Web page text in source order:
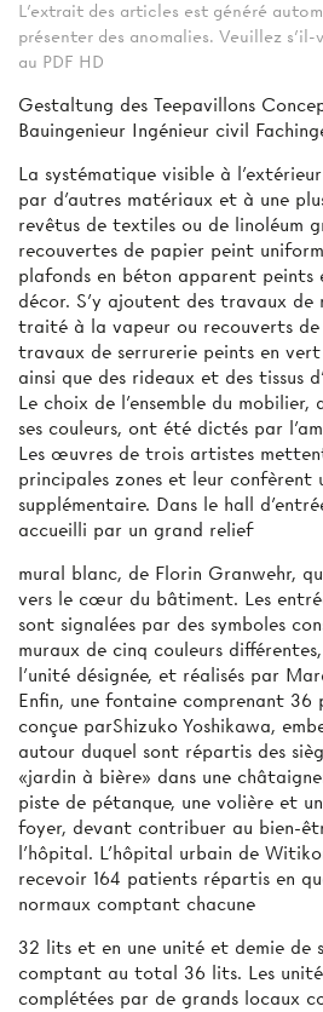
L'extrait des articles est généré
présenter des anomalies. Veuillez
au PDF HD
Gestaltung des Teepavillons
Bauingenieur Ingénieur civil
La systématique visible à
par d'autres matériaux et à une
revêtus de textiles ou de linoléum
recouvertes de papier peint
plafonds en béton apparent peints
décor. S'y ajoutent des travaux de
traité à la vapeur ou recouverts de
travaux de serrurerie peints en
ainsi que des rideaux et des tissus
Le choix de l'ensemble du mobilier,
ses couleurs, ont été dictés par
Les œuvres de trois artistes
principales zones et leur confèrent
supplémentaire. Dans le hall
accueilli par un grand relief
mural blanc, de Florin Granwehr,
vers le cœur du bâtiment. Les
sont signalées par des symboles
muraux de cinq couleurs
l'unité désignée, et réalisés par
Enfin, une fontaine comprenant
conçue parShizuko Yoshikawa,
autour duquel sont répartis des
«jardin à bière» dans une
piste de pétanque, une volière et
foyer, devant contribuer au bien-
l'hôpital. L'hôpital urbain de
recevoir 164 patients répartis en
normaux comptant chacune
32 lits et en une unité et demie de
comptant au total 36 lits. Les
complétées par de grands locaux